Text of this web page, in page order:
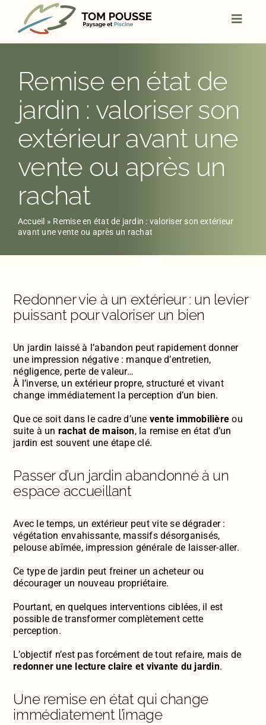
content
Remise en état de
jardin : valoriser son
extérieur avant une
vente ou après un
rachat
Accueil » Remise en état de jardin : valoriser son extérieur
avant une vente ou après un rachat
Redonner vie à un extérieur : un levier
puissant pour valoriser un bien
Un jardin laissé à l’abandon peut rapidement donner
une impression négative : manque d’entretien,
négligence, perte de valeur…
À l’inverse, un extérieur propre, structuré et vivant
change immédiatement la perception d’un bien.
Que ce soit dans le cadre d’une vente immobilière ou
suite à un rachat de maison, la remise en état d’un
jardin est souvent une étape clé.
Passer d’un jardin abandonné à un
espace accueillant
Avec le temps, un extérieur peut vite se dégrader :
végétation envahissante, massifs désorganisés,
pelouse abîmée, impression générale de laisser-aller.
Ce type de jardin peut freiner un acheteur ou
décourager un nouveau propriétaire.
Pourtant, en quelques interventions ciblées, il est
possible de transformer complètement cette
perception.
L’objectif n’est pas forcément de tout refaire, mais de
redonner une lecture claire et vivante du jardin.
Une remise en état qui change
immédiatement l’image